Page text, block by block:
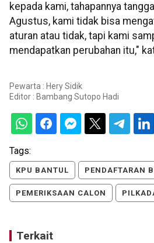
kepada kami, tahapannya
Agustus, kami tidak bisa
aturan atau tidak, tapi kami
mendapatkan perubahan itu,"
Pewarta : Hery Sidik
Editor : Bambang Sutopo Hadi
Tags:
KPU BANTUL PENDAFTARAN
PEMERIKSAAN CALON
Terkait